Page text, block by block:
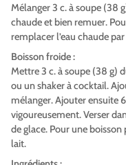
Mélanger 3 c. à soupe (38
chaude et bien remuer.
remplacer l’eau chaude
Boisson froide :
Mettre 3 c. à soupe (38 g)
ou un shaker à cocktail.
mélanger. Ajouter ensuite
vigoureusement. Verser
de glace. Pour une
lait.